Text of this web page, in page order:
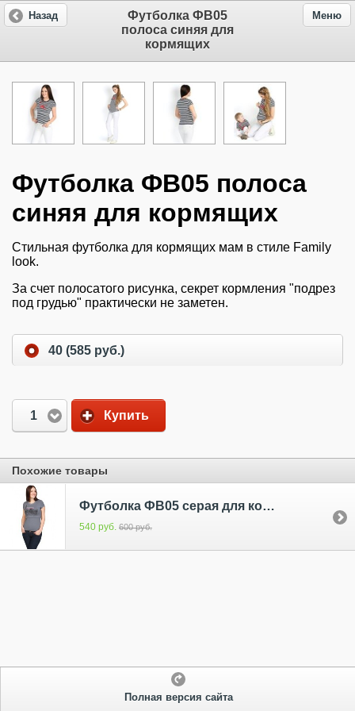
Футболка ФВ05
полоса синяя для
кормящих
Назад Меню
Футболка ФВ05 полоса
синяя для кормящих
Стильная футболка для кормящих мам в стиле Family
look.
За счет полосатого рисунка, секрет кормления "подрез
под грудью" практически не заметен.
40 (585 руб.)
1 Купить
Похожие товары
Футболка ФВ05 серая для кормящих
540 руб. 600 руб.
Полная версия сайта